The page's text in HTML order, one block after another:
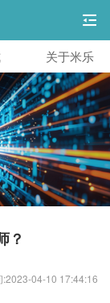
关于米乐
？
:2023-04-10 17:44:16